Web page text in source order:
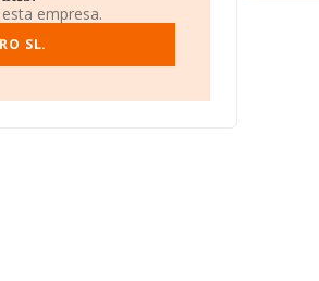
fiscal B26934976, tiene
Almería, Andalucía.
empresas, en el ámbito
euros. Para aportar
empresa.
SL.